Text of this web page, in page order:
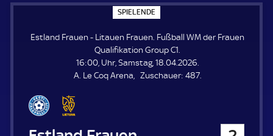
SPIELENDE
P
E
E
N
D
E
Estland Frauen - Litauen Frauen. Fußball WM der Frauen
Qualifikation Group C1.
16:00, Uhr, Samstag, 18.04.2026.
A. Le Coq Arena
Zuschauer: Z
487.